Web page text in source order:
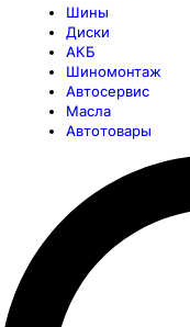
Шины
Диски
АКБ
Шиномонтаж
Автосервис
Масла
Автотовары